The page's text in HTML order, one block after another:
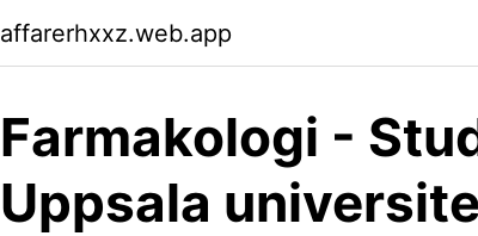
affarerhxxz.web.app
Farmakologi -
Uppsala